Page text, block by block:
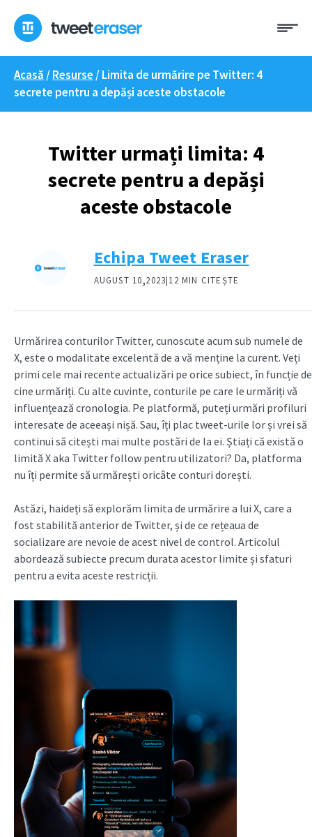
conținut
Acasă /Resurse /Limita de urmărire pe Twitter: 4
secrete pentru a depăși aceste obstacole
Twitter urmați limita: 4
secrete pentru a depăși
aceste obstacole
Echipa Tweet Eraser
AUGUST 10,2023|12 MIN CITEȘTE
Urmărirea conturilor Twitter, cunoscute acum sub numele de
X, este o modalitate excelentă de a vă menține la curent. Veți
primi cele mai recente actualizări pe orice subiect, în funcție de
cine urmăriți. Cu alte cuvinte, conturile pe care le urmăriți vă
influențează cronologia. Pe platformă, puteți urmări profiluri
interesate de aceeași nișă. Sau, îți plac tweet-urile lor și vrei să
continui să citești mai multe postări de la ei. Știați că există o
limită X aka Twitter follow pentru utilizatori? Da, platforma
nu îți permite să urmărești oricâte conturi dorești.
Astăzi, haideți să explorăm limita de urmărire a lui X, care a
fost stabilită anterior de Twitter, și de ce rețeaua de
socializare are nevoie de acest nivel de control. Articolul
abordează subiecte precum durata acestor limite și sfaturi
pentru a evita aceste restricții.